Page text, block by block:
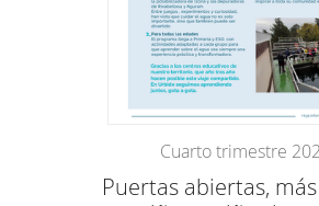
Cuarto trimestre
Puertas abiertas,